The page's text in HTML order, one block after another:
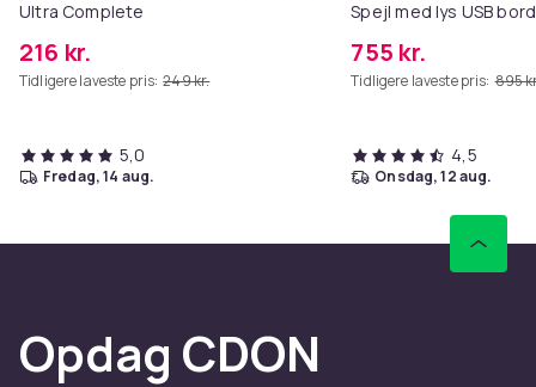
Materiale: ABS, nylon, bly
Mål: ca. 28 × 16,5 × 7 cm
Effektiv scanningsbredde: ca. 21 cm
Oprindelse: Fastland Kina
be225000-ac79-5b22-acc9-3b7127f67c8e
Ultra Complete
216 kr.
Tidligere laveste pris: 249 kr.
5,0
fredag, 14 aug.
Spejl med lys USB
755 kr.
Tidligere laveste pris: 895
4,5
onsdag, 12 aug.
Opdag CDON